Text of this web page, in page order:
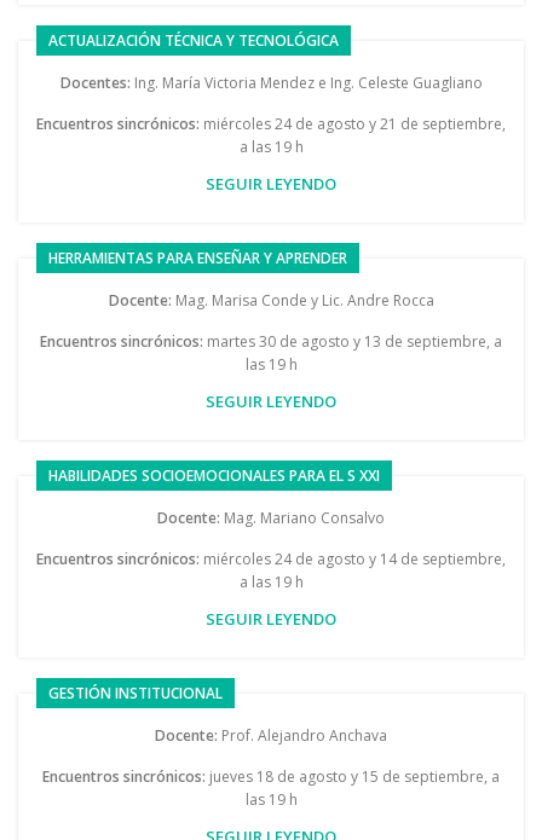
ACTUALIZACIÓN TÉCNICA Y TECNOLÓGICA
Docentes: Ing. María Victoria Mendez e Ing. Celeste Guagliano
Encuentros sincrónicos: miércoles 24 de agosto y 21 de septiembre,
a las 19 h
SEGUIR LEYENDO
HERRAMIENTAS PARA ENSEÑAR Y APRENDER
Docente: Mag. Marisa Conde y Lic. Andre Rocca
Encuentros sincrónicos: martes 30 de agosto y 13 de septiembre, a
las 19 h
SEGUIR LEYENDO
HABILIDADES SOCIOEMOCIONALES PARA EL S XXI
Docente: Mag. Mariano Consalvo
Encuentros sincrónicos: miércoles 24 de agosto y 14 de septiembre,
a las 19 h
SEGUIR LEYENDO
GESTIÓN INSTITUCIONAL
Docente: Prof. Alejandro Anchava
Encuentros sincrónicos: jueves 18 de agosto y 15 de septiembre, a
las 19 h